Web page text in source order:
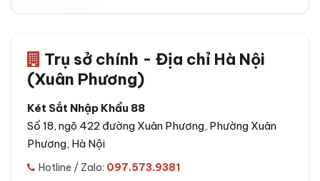
Trụ sở chính - Địa chỉ Hà Nội
(Xuân Phương)
Két Sắt Nhập Khẩu 88
Số 18, ngõ 422 đường Xuân Phương, Phường Xuân
Phương, Hà Nội
Hotline / Zalo: 097.573.9381